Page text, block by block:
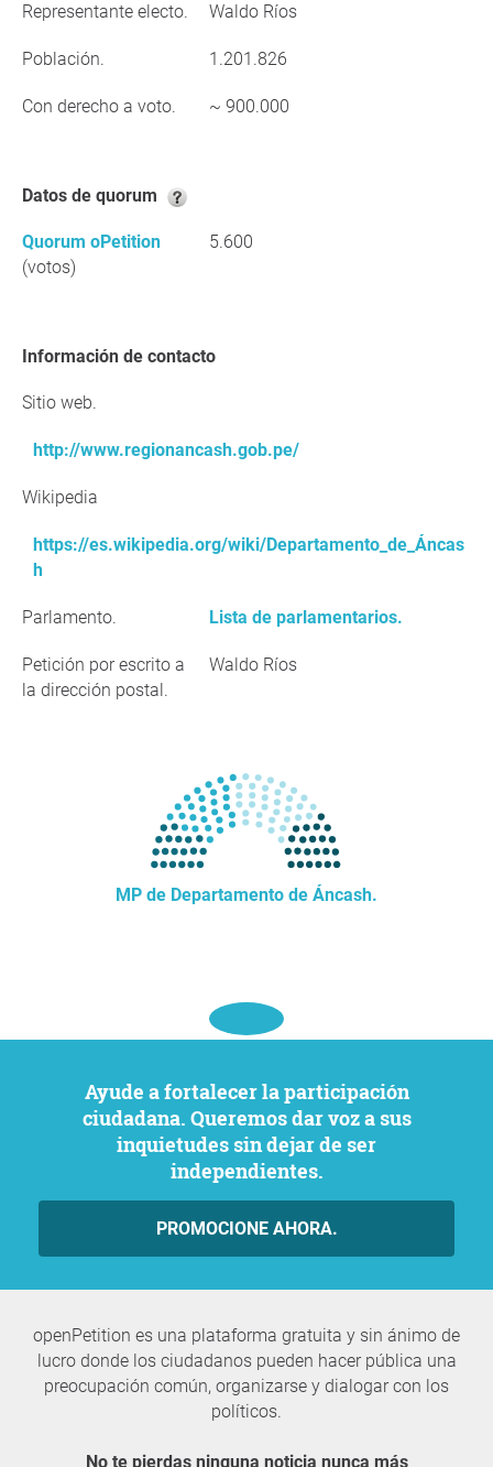
Representante electo. Waldo Ríos
Población. 1.201.826
Con derecho a voto. ~ 900.000
Datos de quorum
Quorum oPetition
(votos)
5.600
Información de contacto
Sitio web.
http://www.regionancash.gob.pe/
Wikipedia
https://es.wikipedia.org/wiki/Departamento_de_Áncas
h
Parlamento. Lista de parlamentarios.
Petición por escrito a
la dirección postal.
Waldo Ríos
MP de Departamento de Áncash.
Ayude a fortalecer la participación
ciudadana. Queremos dar voz a sus
inquietudes sin dejar de ser
independientes.
PROMOCIONE AHORA.
openPetition es una plataforma gratuita y sin ánimo de
lucro donde los ciudadanos pueden hacer pública una
preocupación común, organizarse y dialogar con los
políticos.
No te pierdas ninguna noticia nunca más